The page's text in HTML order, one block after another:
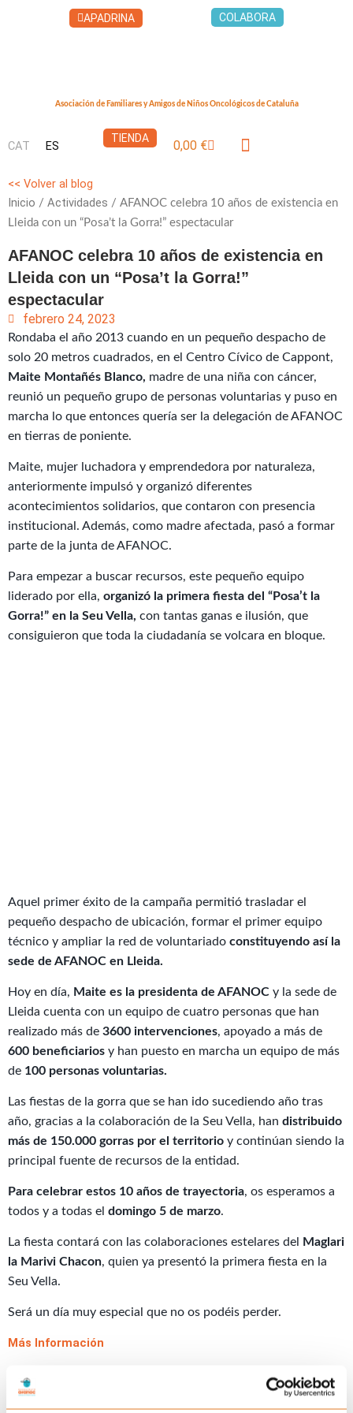
APADRINA COLABORA
Asociación de Familiares y Amigos de Niños Oncológicos de Cataluña
CAT ES
TIENDA 0,00 €Carrito
<< Volver al blog
Inicio / Actividades / AFANOC celebra 10 años de existencia en
Lleida con un “Posa’t la Gorra!” espectacular
AFANOC celebra 10 años de existencia en
Lleida con un “Posa’t la Gorra!”
espectacular
febrero 24, 2023
Rondaba el año 2013 cuando en un pequeño despacho de
solo 20 metros cuadrados, en el Centro Cívico de Cappont,
Maite Montañés Blanco, madre de una niña con cáncer,
reunió un pequeño grupo de personas voluntarias y puso en
marcha lo que entonces quería ser la delegación de AFANOC
en tierras de poniente.
Maite, mujer luchadora y emprendedora por naturaleza,
anteriormente impulsó y organizó diferentes
acontecimientos solidarios, que contaron con presencia
institucional. Además, como madre afectada, pasó a formar
parte de la junta de AFANOC.
Para empezar a buscar recursos, este pequeño equipo
liderado por ella, organizó la primera fiesta del “Posa’t la
Gorra!” en la Seu Vella, con tantas ganas e ilusión, que
consiguieron que toda la ciudadanía se volcara en bloque.
Aquel primer éxito de la campaña permitió trasladar el
pequeño despacho de ubicación, formar el primer equipo
técnico y ampliar la red de voluntariado constituyendo así la
sede de AFANOC en Lleida.
Hoy en día, Maite es la presidenta de AFANOC y la sede de
Lleida cuenta con un equipo de cuatro personas que han
realizado más de 3600 intervenciones, apoyado a más de
600 beneficiarios y han puesto en marcha un equipo de más
de 100 personas voluntarias.
Las fiestas de la gorra que se han ido sucediendo año tras
año, gracias a la colaboración de la Seu Vella, han distribuido
más de 150.000 gorras por el territorio y continúan siendo la
principal fuente de recursos de la entidad.
Para celebrar estos 10 años de trayectoria, os esperamos a
todos y a todas el domingo 5 de marzo.
La fiesta contará con las colaboraciones estelares del
Maglari
la Marivi Chacon, quien ya presentó la primera fiesta en la
Seu Vella.
Será un día muy especial que no os podéis perder.
Más Información